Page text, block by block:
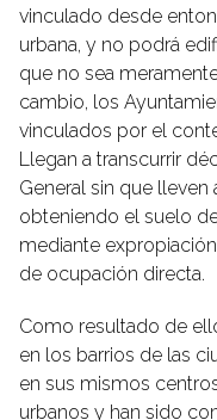
vinculado desde
urbana, y no podrá
que no sea
cambio, los
vinculados por el
Llegan a transcurrir
General sin que
obteniendo el suelo
mediante
de ocupación directa.
Como resultado de
en los barrios de las
en sus mismos
urbanos y han sido